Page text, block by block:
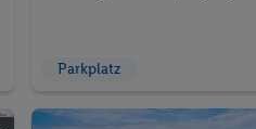
Parkplatz